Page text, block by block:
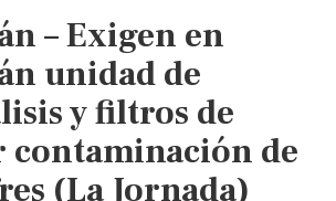
– Exigen en
unidad de
y filtros de
contaminación de
(La Jornada)